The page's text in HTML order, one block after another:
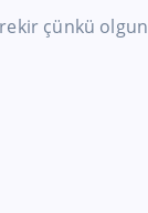
çünkü